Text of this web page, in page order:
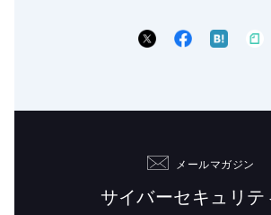
メールマガジン
サイバーセキュリテ